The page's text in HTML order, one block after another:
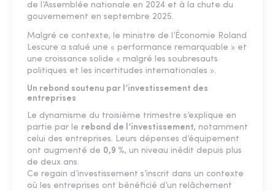
de l’Assemblée nationale en 2024 et à la chute du
gouvernement en septembre 2025.
Malgré ce contexte, le ministre de l’Économie Roland
Lescure a salué une « performance remarquable » et
une croissance solide « malgré les soubresauts
politiques et les incertitudes internationales ».
Un rebond soutenu par l’investissement des
entreprises
Le dynamisme du troisième trimestre s’explique en
partie par le rebond de l’investissement, notamment
celui des entreprises. Leurs dépenses d’équipement
ont augmenté de 0,9 %, un niveau inédit depuis plus
de deux ans.
Ce regain d’investissement s’inscrit dans un contexte
où les entreprises ont bénéficié d’un relâchement